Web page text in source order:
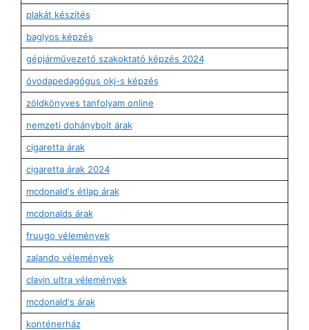
plakát készítés
baglyos képzés
gépjárművezető szakoktató képzés 2024
óvodapedagógus okj-s képzés
zöldkönyves tanfolyam online
nemzeti dohánybolt árak
cigaretta árak
cigaretta árak 2024
mcdonald's étlap árak
mcdonalds árak
fruugo vélemények
zalando vélemények
clavin ultra vélemények
mcdonald's árak
konténerház